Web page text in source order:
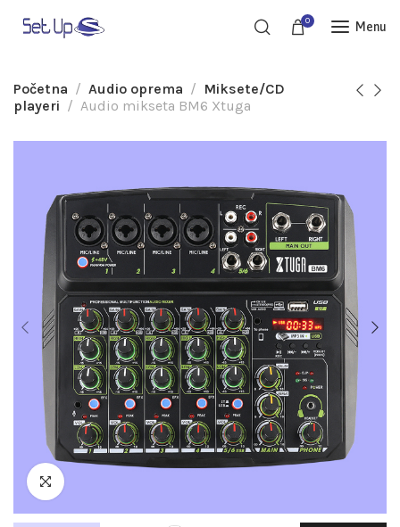
0 Menu
Početna Audio oprema
Miksete/CD
playeri
Audio mikseta BM6 Xtuga